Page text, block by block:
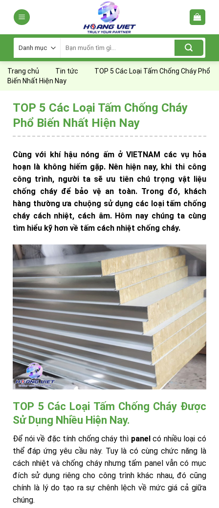
kiếm:
Trang chủ Tin tức
TOP 5 Các Loại Tấm Chống Cháy Phổ
Biến Nhất Hiện Nay
TOP 5 Các Loại Tấm Chống Cháy
Phổ Biến Nhất Hiện Nay
Cùng với khí hậu nóng ấm ở VIETNAM các vụ hỏa
hoạn là không hiếm gặp. Nên hiện nay, khi thi công
công trình, người ta sẽ ưu tiên chú trọng vật liệu
chống cháy để bảo vệ an toàn. Trong đó, khách
hàng thường ưa chuộng sử dụng các loại tấm chống
cháy cách nhiệt, cách âm. Hôm nay chúng ta cùng
tìm hiểu kỹ hơn về tấm cách nhiệt chống cháy.
TOP 5 Các Loại Tấm Chống Cháy Được
Sử Dụng Nhiều Hiện Nay.
Để nói về đặc tính chống cháy thì panel có nhiều loại có
thể đáp ứng yêu cầu này. Tuy là có cùng chức năng là
cách nhiệt và chống cháy nhưng tấm panel vẫn có mục
đích sử dụng riêng cho công trình khác nhau, đó cũng
chính là lý do tạo ra sự chênh lệch về mức giá cả giữa
chúng.